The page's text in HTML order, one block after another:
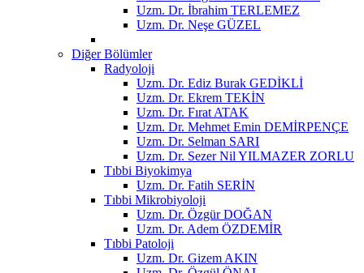
Uzm. Dr. İbrahim TERLEMEZ
Uzm. Dr. Neşe GÜZEL
Diğer Bölümler
Radyoloji
Uzm. Dr. Ediz Burak GEDİKLİ
Uzm. Dr. Ekrem TEKİN
Uzm. Dr. Fırat ATAK
Uzm. Dr. Mehmet Emin DEMİRPENÇE
Uzm. Dr. Selman SARI
Uzm. Dr. Sezer Nil YILMAZER ZORLU
Tıbbi Biyokimya
Uzm. Dr. Fatih SERİN
Tıbbi Mikrobiyoloji
Uzm. Dr. Özgür DOĞAN
Uzm. Dr. Adem ÖZDEMİR
Tıbbi Patoloji
Uzm. Dr. Gizem AKIN